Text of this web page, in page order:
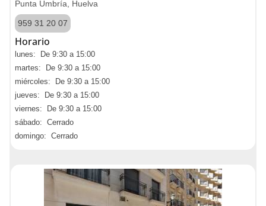
Punta Umbría, Huelva
959 31 20 07
Horario
lunes: De 9:30 a 15:00
martes: De 9:30 a 15:00
miércoles: De 9:30 a 15:00
jueves: De 9:30 a 15:00
viernes: De 9:30 a 15:00
sábado: Cerrado
domingo: Cerrado